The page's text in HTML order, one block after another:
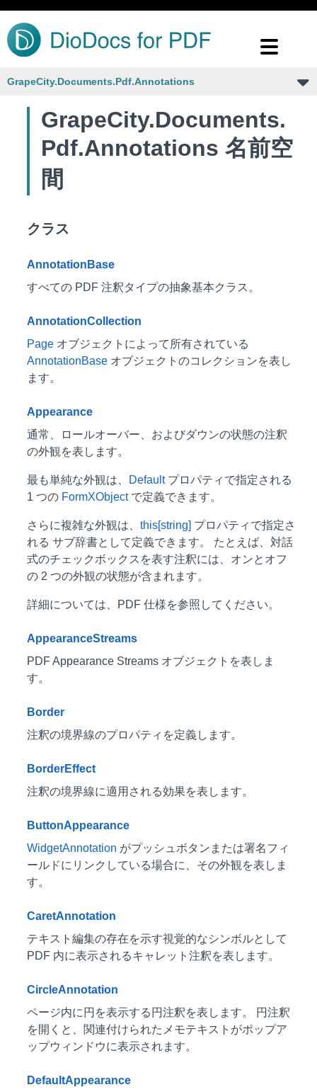
GrapeCity.Documents.Pdf.Annotations
GrapeCity.Documents.
Pdf.Annotations 名前空
間
クラス
AnnotationBase
すべての PDF 注釈タイプの抽象基本クラス。
AnnotationCollection
Page オブジェクトによって所有されている
AnnotationBase オブジェクトのコレクションを表し
ます。
Appearance
通常、ロールオーバー、およびダウンの状態の注釈
の外観を表します。
最も単純な外観は、 Defaultプロパティで指定される
1 つの FormXObjectで定義できます。
さらに複雑な外観は、 this[string] プロパティで指定さ
れる サブ辞書として定義できます。 たとえば、対話
式のチェックボックスを表す注釈には、オンとオフ
の 2 つの外観の状態が含まれます。
詳細については、PDF 仕様を参照してください。
AppearanceStreams
PDF Appearance Streams オブジェクトを表しま
す。
Border
注釈の境界線のプロパティを定義します。
BorderEffect
注釈の境界線に適用される効果を表します。
ButtonAppearance
WidgetAnnotation がプッシュボタンまたは署名フィ
ールドにリンクしている場合に、その外観を表しま
す。
CaretAnnotation
テキスト編集の存在を示す視覚的なシンボルとして
PDF 内に表示されるキャレット注釈を表します。
CircleAnnotation
ページ内に円を表示する円注釈を表します。 円注釈
を開くと、関連付けられたメモテキストがポップア
ップウィンドウに表示されます。
DefaultAppearance